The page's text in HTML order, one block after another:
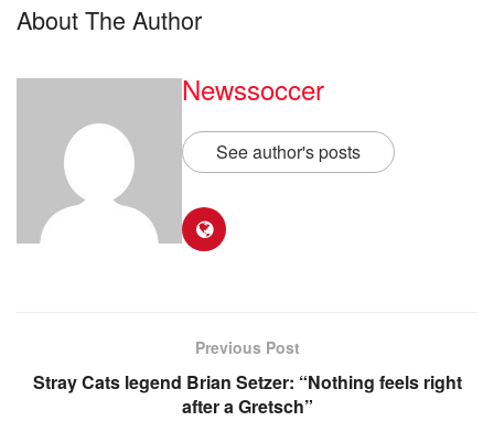
About The Author
Newssoccer
See author's posts
Previous Post
Stray Cats legend Brian Setzer: “Nothing feels right
after a Gretsch”